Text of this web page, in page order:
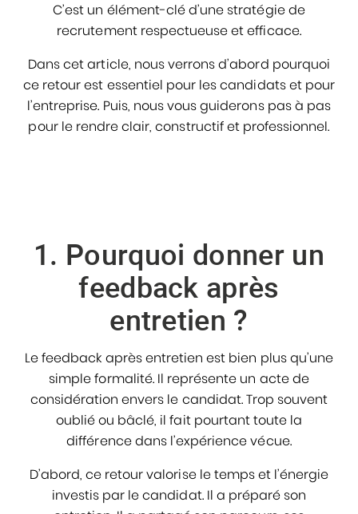
C’est un élément-clé d’une stratégie de
recrutement respectueuse et efficace.
Dans cet article, nous verrons d’abord pourquoi
ce retour est essentiel pour les candidats et pour
l’entreprise. Puis, nous vous guiderons pas à pas
pour le rendre clair, constructif et professionnel.
1. Pourquoi donner un
feedback après
entretien ?
Le feedback après entretien est bien plus qu’une
simple formalité. Il représente un acte de
considération envers le candidat. Trop souvent
oublié ou bâclé, il fait pourtant toute la
différence dans l’expérience vécue.
D’abord, ce retour valorise le temps et l’énergie
investis par le candidat. Il a préparé son